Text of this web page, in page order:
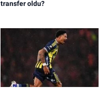
transfer oldu?